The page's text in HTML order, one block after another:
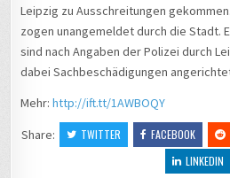
Leipzig zu Ausschreitungen
zogen unangemeldet durch die Stadt.
sind nach Angaben der Polizei durch
dabei Sachbeschädigungen
Mehr:http://ift.tt/1AWBOQY
Share:
TWITTER FACEBOOK
LINKEDIN